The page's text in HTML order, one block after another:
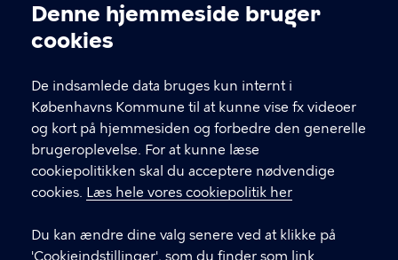
Cookieindstillinger
Denne hjemmeside bruger
cookies
De indsamlede data bruges kun internt i
Københavns Kommune til at kunne vise fx videoer
og kort på hjemmesiden og forbedre den generelle
brugeroplevelse. For at kunne læse
cookiepolitikken skal du acceptere nødvendige
cookies. Læs hele vores cookiepolitik her
Du kan ændre dine valg senere ved at klikke på
'Cookieindstillinger', som du finder som link
Kontakt Københavns Kommune
T
fFind andre kontakter her
CVR-nummer64942212
GENVEJE
Digital Post